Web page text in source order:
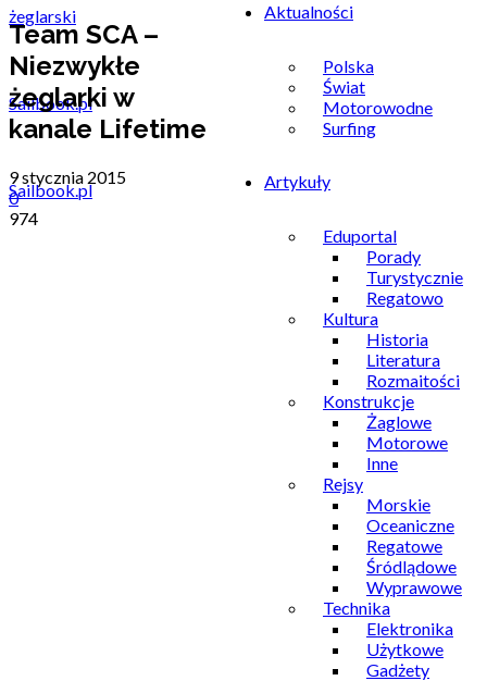
Sailbook.pl
Aktualności
Polska
Świat
Motorowodne
Surfing
Artykuły
Eduportal
Porady
Turystycznie
Regatowo
Kultura
Historia
Literatura
Rozmaitości
Konstrukcje
Żaglowe
Motorowe
Inne
Rejsy
Morskie
Oceaniczne
Regatowe
Śródlądowe
Wyprawowe
Technika
Elektronika
Użytkowe
Gadżety
Team SCA –
Niezwykłe
żeglarki w
kanale Lifetime
9 stycznia 2015
0
974